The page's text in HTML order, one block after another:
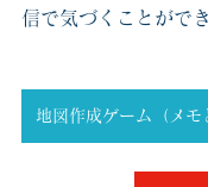
信で気づくことがで